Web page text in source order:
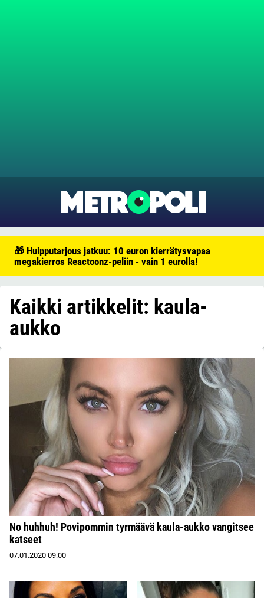
🎁 Huipputarjous jatkuu: 10 euron kierrätysvapaa
megakierros Reactoonz-peliin - vain 1 eurolla!
Kaikki artikkelit: kaula-
aukko
No huhhuh! Povipommin tyrmäävä kaula-aukko vangitsee
katseet
07.01.2020 09:00